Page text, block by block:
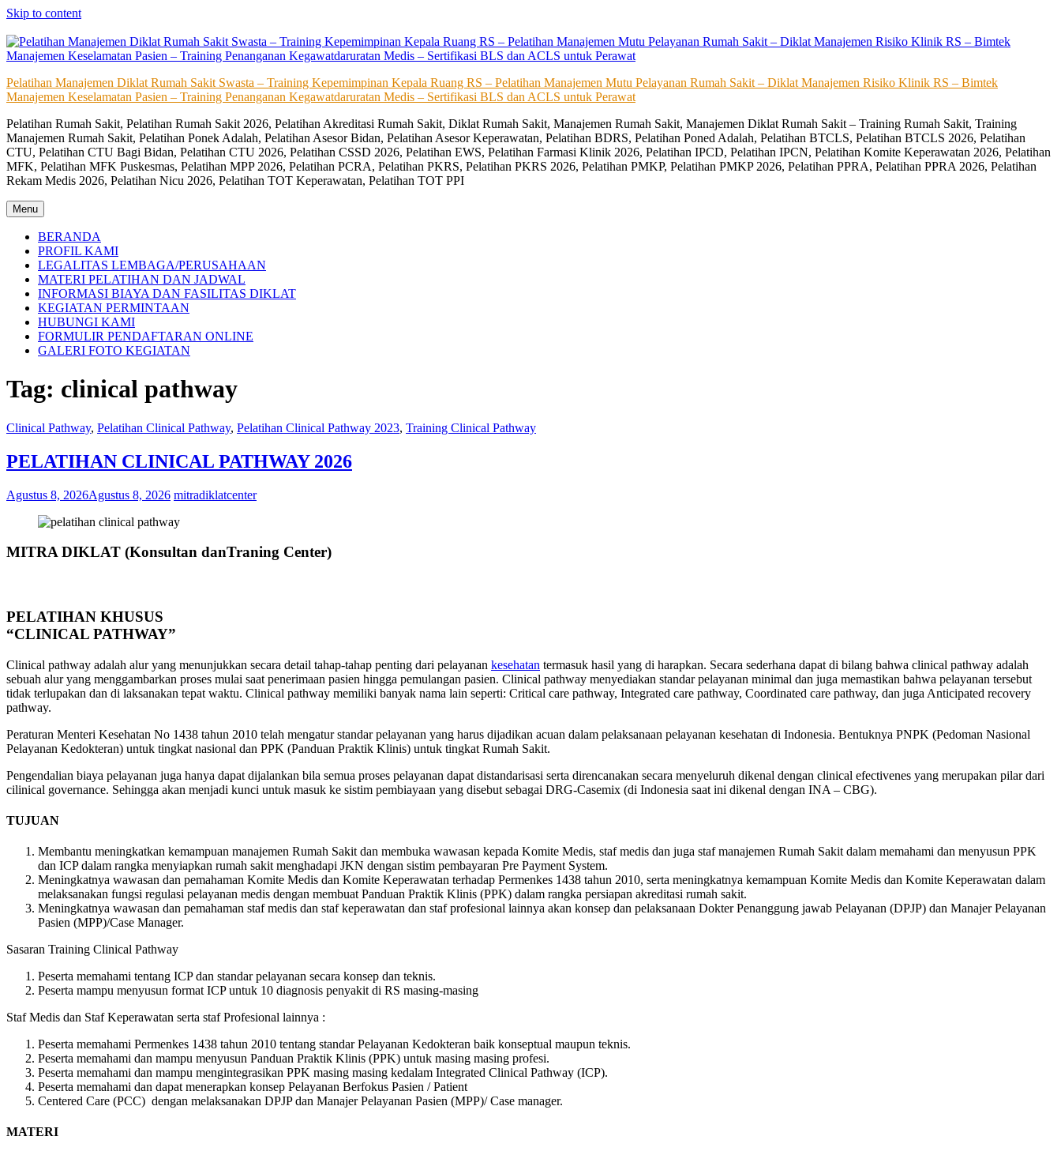
Skip to content
Pelatihan Manajemen Diklat Rumah Sakit Swasta – Training Kepemimpinan Kepala Ruang RS – Pelatihan Manajemen Mutu Pelayanan Rumah Sakit – Diklat Manajemen Risiko Klinik RS – Bimtek
Manajemen Keselamatan Pasien – Training Penanganan Kegawatdaruratan Medis – Sertifikasi BLS dan ACLS untuk Perawat
Pelatihan Rumah Sakit, Pelatihan Rumah Sakit 2026, Pelatihan Akreditasi Rumah Sakit, Diklat Rumah Sakit, Manajemen Rumah Sakit, Manajemen Diklat Rumah Sakit – Training Rumah Sakit, Training
Manajemen Rumah Sakit, Pelatihan Ponek Adalah, Pelatihan Asesor Bidan, Pelatihan Asesor Keperawatan, Pelatihan BDRS, Pelatihan Poned Adalah, Pelatihan BTCLS, Pelatihan BTCLS 2026, Pelatihan
CTU, Pelatihan CTU Bagi Bidan, Pelatihan CTU 2026, Pelatihan CSSD 2026, Pelatihan EWS, Pelatihan Farmasi Klinik 2026, Pelatihan IPCD, Pelatihan IPCN, Pelatihan Komite Keperawatan 2026, Pelatihan
MFK, Pelatihan MFK Puskesmas, Pelatihan MPP 2026, Pelatihan PCRA, Pelatihan PKRS, Pelatihan PKRS 2026, Pelatihan PMKP, Pelatihan PMKP 2026, Pelatihan PPRA, Pelatihan PPRA 2026, Pelatihan
Rekam Medis 2026, Pelatihan Nicu 2026, Pelatihan TOT Keperawatan, Pelatihan TOT PPI
Menu
BERANDA
PROFIL KAMI
LEGALITAS LEMBAGA/PERUSAHAAN
MATERI PELATIHAN DAN JADWAL
INFORMASI BIAYA DAN FASILITAS DIKLAT
KEGIATAN PERMINTAAN
HUBUNGI KAMI
FORMULIR PENDAFTARAN ONLINE
GALERI FOTO KEGIATAN
Tag: clinical pathway
Clinical Pathway, Pelatihan Clinical Pathway, Pelatihan Clinical Pathway 2023, Training Clinical Pathway
PELATIHAN CLINICAL PATHWAY 2026
Agustus 8, 2026Agustus 8, 2026 mitradiklatcenter
MITRA DIKLAT (Konsultan danTraning Center)
PELATIHAN KHUSUS
“CLINICAL PATHWAY”
Clinical pathway adalah alur yang menunjukkan secara detail tahap-tahap penting dari pelayanan kesehatan termasuk hasil yang di harapkan. Secara sederhana dapat di bilang bahwa clinical pathway adalah
sebuah alur yang menggambarkan proses mulai saat penerimaan pasien hingga pemulangan pasien. Clinical pathway menyediakan standar pelayanan minimal dan juga memastikan bahwa pelayanan tersebut
tidak terlupakan dan di laksanakan tepat waktu. Clinical pathway memiliki banyak nama lain seperti: Critical care pathway, Integrated care pathway, Coordinated care pathway, dan juga Anticipated recovery
pathway.
Peraturan Menteri Kesehatan No 1438 tahun 2010 telah mengatur standar pelayanan yang harus dijadikan acuan dalam pelaksanaan pelayanan kesehatan di Indonesia. Bentuknya PNPK (Pedoman Nasional
Pelayanan Kedokteran) untuk tingkat nasional dan PPK (Panduan Praktik Klinis) untuk tingkat Rumah Sakit.
Pengendalian biaya pelayanan juga hanya dapat dijalankan bila semua proses pelayanan dapat distandarisasi serta direncanakan secara menyeluruh dikenal dengan clinical efectivenes yang merupakan pilar dari
cilinical governance. Sehingga akan menjadi kunci untuk masuk ke sistim pembiayaan yang disebut sebagai DRG-Casemix (di Indonesia saat ini dikenal dengan INA – CBG).
TUJUAN
Membantu meningkatkan kemampuan manajemen Rumah Sakit dan membuka wawasan kepada Komite Medis, staf medis dan juga staf manajemen Rumah Sakit dalam memahami dan menyusun PPK
dan ICP dalam rangka menyiapkan rumah sakit menghadapi JKN dengan sistim pembayaran Pre Payment System.
Meningkatnya wawasan dan pemahaman Komite Medis dan Komite Keperawatan terhadap Permenkes 1438 tahun 2010, serta meningkatnya kemampuan Komite Medis dan Komite Keperawatan dalam
melaksanakan fungsi regulasi pelayanan medis dengan membuat Panduan Praktik Klinis (PPK) dalam rangka persiapan akreditasi rumah sakit.
Meningkatnya wawasan dan pemahaman staf medis dan staf keperawatan dan staf profesional lainnya akan konsep dan pelaksanaan Dokter Penanggung jawab Pelayanan (DPJP) dan Manajer Pelayanan
Pasien (MPP)/Case Manager.
Sasaran Training Clinical Pathway
Peserta memahami tentang ICP dan standar pelayanan secara konsep dan teknis.
Peserta mampu menyusun format ICP untuk 10 diagnosis penyakit di RS masing-masing
Staf Medis dan Staf Keperawatan serta staf Profesional lainnya :
Peserta memahami Permenkes 1438 tahun 2010 tentang standar Pelayanan Kedokteran baik konseptual maupun teknis.
Peserta memahami dan mampu menyusun Panduan Praktik Klinis (PPK) untuk masing masing profesi.
Peserta memahami dan mampu mengintegrasikan PPK masing masing kedalam Integrated Clinical Pathway (ICP).
Peserta memahami dan dapat menerapkan konsep Pelayanan Berfokus Pasien / Patient
Centered Care (PCC) dengan melaksanakan DPJP dan Manajer Pelayanan Pasien (MPP)/ Case manager.
MATERI